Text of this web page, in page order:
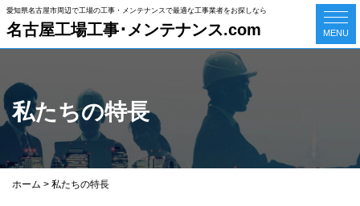
MENU
愛知県名古屋市周辺で工場の工事・メンテナンスで最適な工事業者をお探しなら
名古屋工場工事･メンテナンス.com
私たちの特長
ホーム > 私たちの特長